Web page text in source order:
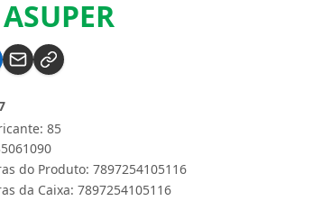
85
do Produto: 7897254105116
da Caixa: 7897254105116